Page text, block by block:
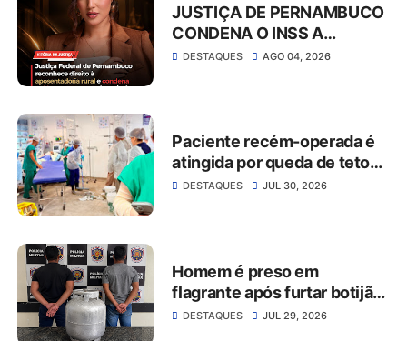
JUSTIÇA DE PERNAMBUCO
CONDENA O INSS A
CONCEDER
DESTAQUES AGO 04, 2026
Paciente recém-operada é
atingida por queda de teto
no Hospital da Restauração
DESTAQUES JUL 30, 2026
Homem é preso em
flagrante após furtar botijão
de gás de estabelecimento
DESTAQUES JUL 29, 2026